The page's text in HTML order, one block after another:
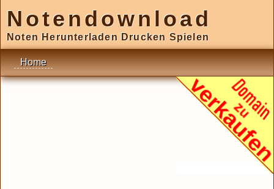
Notendownload
Noten Herunterladen Drucken Spielen
Home